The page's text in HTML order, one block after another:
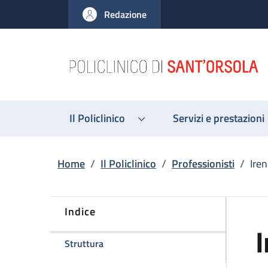
al contenuto principale
to footer content
Redazione
Il Policlinico Servizi e prestazioni
Briciole di pane
Home / Il Policlinico / Professionisti /
Indice
Strutturadella pagina Irene Pettinari